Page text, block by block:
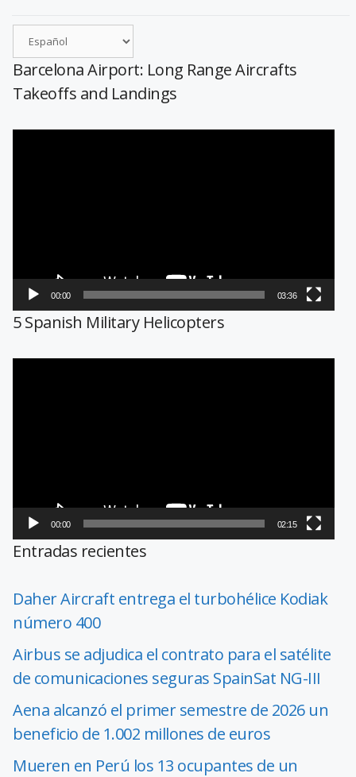
Barcelona Airport: Long Range Aircrafts
Takeoffs and Landings
00:00 03:36
5 Spanish Military Helicopters
00:00 02:15
Entradas recientes
Daher Aircraft entrega el turbohélice Kodiak
número 400
Airbus se adjudica el contrato para el satélite
de comunicaciones seguras SpainSat NG-III
Aena alcanzó el primer semestre de 2026 un
beneficio de 1.002 millones de euros
Mueren en Perú los 13 ocupantes de un